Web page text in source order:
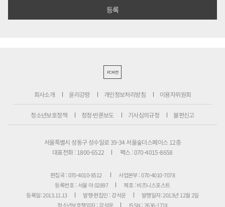
PC버전
회사소개 윤리강령 개인정보처리방침 이용자위원회
청소년보호정책 정정·반론보도 기사심의규정 불편신고
서울특별시 성동구 성수일로 39-34 서울숲더스페이스 12층
대표전화 : 1800-6522
팩스 : 070-4015-8658
편집국 : 070-4010-8512
사업본부 : 070-4010-7078
등록번호 : 서울 아 02897
제호 : 비즈니스포스트
등록일: 2013.11.13
발행·편집인 : 강석운
발행일자: 2013년 12월 2일
청소년보호책임자 : 강석운
ISSN : 2636-171X